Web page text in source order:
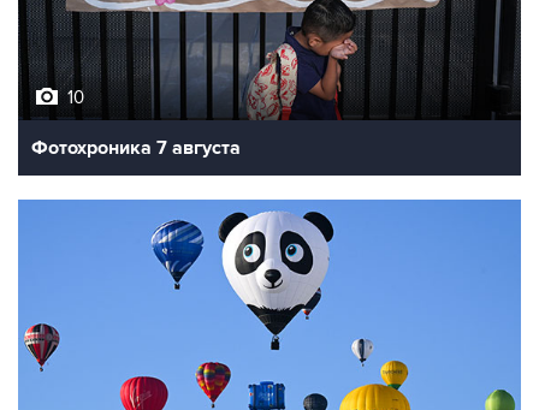
10
Фотохроника 7 августа